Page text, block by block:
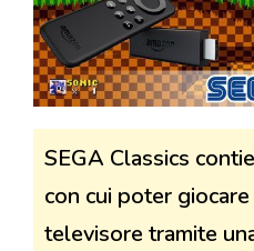
SEGA Classics
con cui poter
televisore tramite